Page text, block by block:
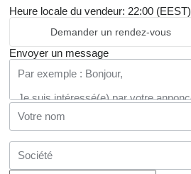
Heure locale du vendeur: 22:00 (EEST)
Demander un rendez-vous
Envoyer un message